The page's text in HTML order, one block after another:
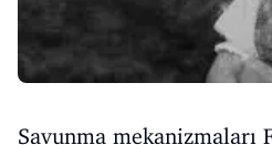
Savunma mekanizmaları